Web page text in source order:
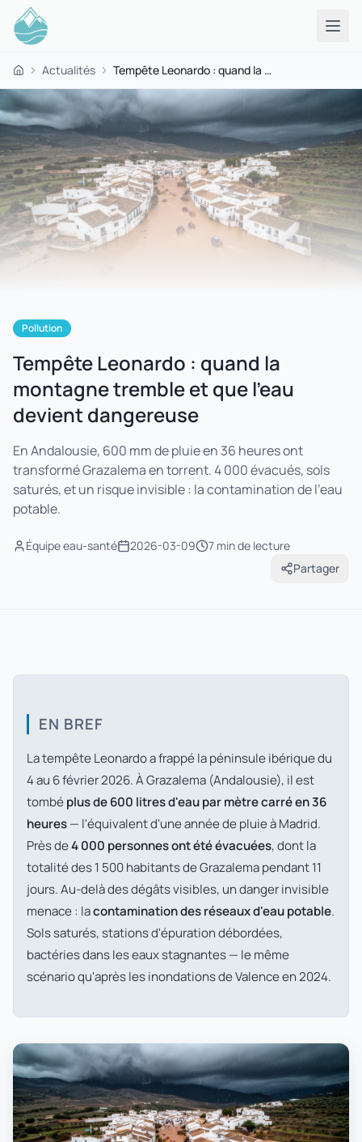
AccueilActualités Tempête Leonardo : quand la montagne tremble et que l'eau devient dangereuse
Pollution
Tempête Leonardo : quand la
montagne tremble et que l'eau
devient dangereuse
En Andalousie, 600 mm de pluie en 36 heures ont
transformé Grazalema en torrent. 4 000 évacués, sols
saturés, et un risque invisible : la contamination de l'eau
potable.
Équipe eau-santé 2026-03-09 7 minde lecture
Partager
EN BREF
La tempête Leonardo a frappé la péninsule ibérique du
4 au 6 février 2026. À Grazalema (Andalousie), il est
tombéplus de 600 litres d'eau par mètre carré en 36
heures— l'équivalent d'une année de pluie à Madrid.
Près de4 000 personnes ont été évacuées, dont la
totalité des 1 500 habitants de Grazalema pendant 11
jours. Au-delà des dégâts visibles, un danger invisible
menace : lacontamination des réseaux d'eau potable.
Sols saturés, stations d'épuration débordées,
bactéries dans les eaux stagnantes — le même
scénario qu'après les inondations de Valence en 2024.